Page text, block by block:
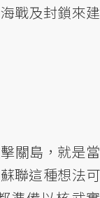
戰及封鎖來建
關島，就是當
聯這種想法可